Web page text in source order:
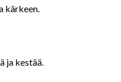
kärkeen.
ja kestää.